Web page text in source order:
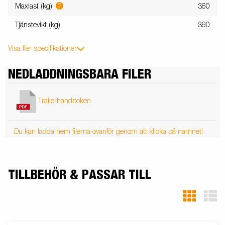
Maxlast (kg) ? 360
Tjänstevikt (kg) 390
Visa fler specifikationer
NEDLADDNINGSBARA FILER
Trailerhandboken
Du kan ladda hem filerna ovanför genom att klicka på namnet!
TILLBEHÖR & PASSAR TILL